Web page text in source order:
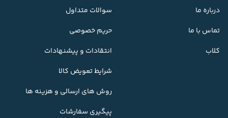
درباره ما
تماس با ما
کلاب
سوالات متداول
حریم خصوصی
انتقادات و پیشنهادات
شرایط تعویض کالا
روش های ارسالی و هزینه ها
پیگیری سفارشات